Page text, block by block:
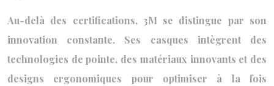
Au-delà des certifications, 3M se distingue par son
innovation constante. Ses casques intègrent des
technologies de pointe, des matériaux innovants et des
designs ergonomiques pour optimiser à la fois